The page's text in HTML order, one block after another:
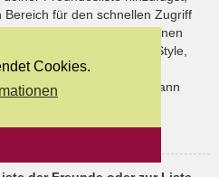
Cookies.
für den schnellen Zugriff
Onlinestatus und kannst ihnen
Abhängig von dem Style,
deiner Freunde auch
Benutzer ignorierst, dann